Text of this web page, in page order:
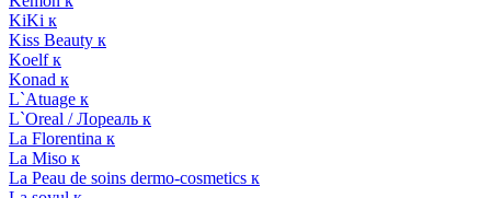
KiKi к
Kiss Beauty к
Koelf к
Konad к
L`Atuage к
L`Oreal / Лореаль к
La Florentina к
La Miso к
La Peau de soins dermo-cosmetics к